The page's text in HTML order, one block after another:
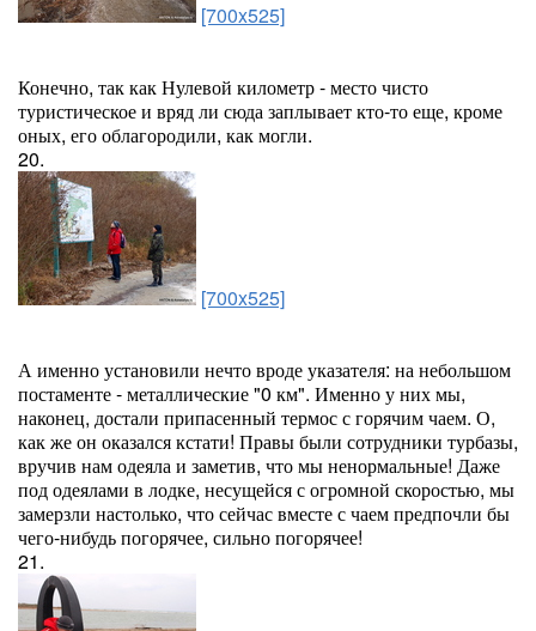
[700x525]
Конечно, так как Нулевой километр - место чисто
туристическое и вряд ли сюда заплывает кто-то еще, кроме
оных, его облагородили, как могли.
20.
[700x525]
А именно установили нечто вроде указателя: на небольшом
постаменте - металлические "0 км". Именно у них мы,
наконец, достали припасенный термос с горячим чаем. О,
как же он оказался кстати! Правы были сотрудники турбазы,
вручив нам одеяла и заметив, что мы ненормальные! Даже
под одеялами в лодке, несущейся с огромной скоростью, мы
замерзли настолько, что сейчас вместе с чаем предпочли бы
чего-нибудь погорячее, сильно погорячее!
21.